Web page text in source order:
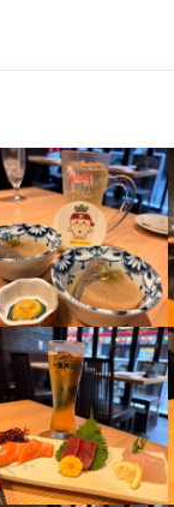
厚切りの牛タンや
しい具材も人気があ
・刺身・牛タンカツ
す。
インナップ】
本酒をご用意してい
ミアムな銘柄も取
群です。
酒に詳しいお客様も
だけるよう、味わ
す。
内】
キルや知識を、当
携わってきたのか、
話を聞かせてくださ
仕入れ・食材の目利き
ス・ホールの経験が
方も歓迎）
につけ、将来のキ
ます】
キルや知識を、当店
携わってきたのか
話を聞かせてくださ
キルや知識を、当
携わってきたのか、
話を聞かせてくださ
仕入れ・食材の目利き
方も歓迎）
につけ、将来のキ
ます】
キルや知識を、当
携わってきたのか
話を聞かせてくださ
方も歓迎）
方
持っている経験や
を整えています。
ています。
栄
3-2 SIL有楽町ビル 1F
、ありがとうござい
持っている経験や
を整えています。
、一緒にお店を盛
ています。
栄